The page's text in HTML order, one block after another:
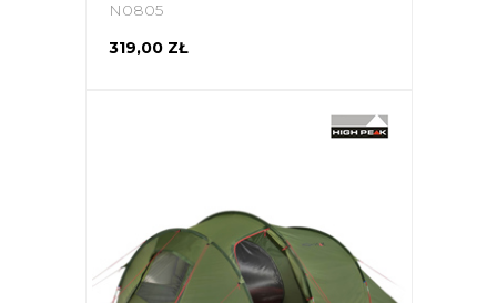
N0805
319,00 ZŁ